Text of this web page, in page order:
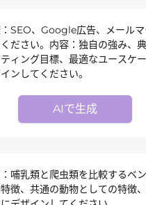
SEO、Google広告、メール
ださい。内容：独自の強み、
ィング目標、最適なユースケ
ンしてください。
AIで生成
哺乳類と爬虫類を比較するベ
徴、共通の動物としての特徴